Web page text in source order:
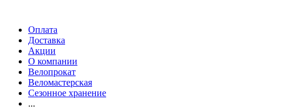
Оплата
Доставка
Акции
О компании
Велопрокат
Веломастерская
Сезонное хранение
...